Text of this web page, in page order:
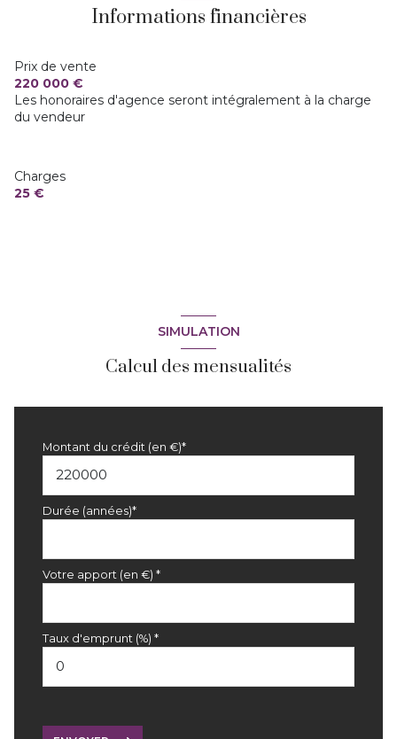
Informations financières
Prix de vente
220 000 €
Les honoraires d'agence seront intégralement à la charge
du vendeur
Charges
25 €
SIMULATION
Calcul des mensualités
Montant du crédit (en €)*
Durée (années)*
Votre apport (en €) *
Taux d'emprunt (%) *